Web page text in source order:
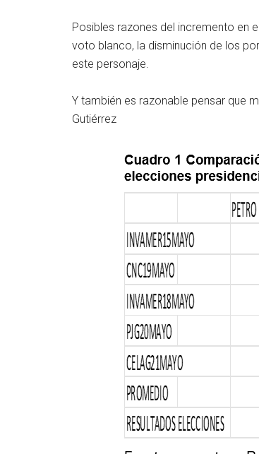
Posibles razones del incremento en
voto blanco, la disminución de los
este personaje.
Y también es razonable pensar que
Gutiérrez